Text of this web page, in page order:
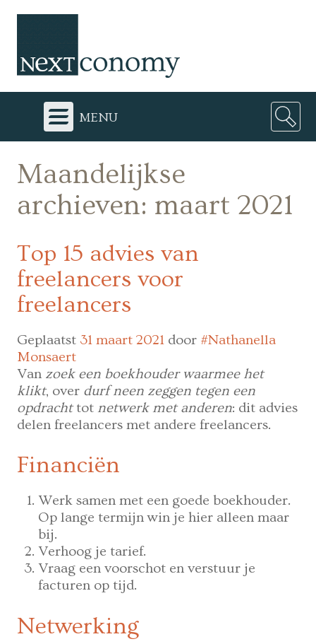
menu
Maandelijkse
archieven: maart 2021
Top 15 advies van
freelancers voor
freelancers
Geplaatst 31 maart 2021 door #Nathanella
Monsaert
Van zoek een boekhouder waarmee het
klikt, over durf neen zeggen tegen een
opdrachttotnetwerk met anderen: dit advies
delen freelancers met andere freelancers.
Financiën
Werk samen met een goede boekhouder.
Op lange termijn win je hier alleen maar
bij.
Verhoog je tarief.
Vraag een voorschot en verstuur je
facturen op tijd.
Netwerking